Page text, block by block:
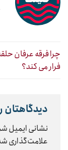
چرا فرقه عرفان
فرار می کند؟
دیدگاهتان
نشانی ایمیل
علامت‌گذاری